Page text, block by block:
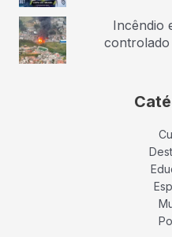
Incêndio
controlado